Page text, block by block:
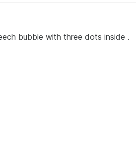
bubble with three dots inside .